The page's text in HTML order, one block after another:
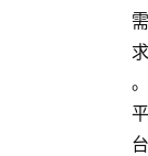
需
求
。
平
台